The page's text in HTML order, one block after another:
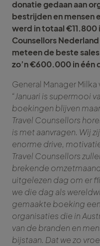
donatie gedaan aan
bestrijden en mensen
werd in totaal €11.800
Counsellors
meteen de beste
zo’n €600.000 in één
General Manager
“Januari is supermooi
boekingen blijven
Travel Counsellors
is met aanvragen. Wij
enorme drive,
Travel Counsellors
brekende
uitgelezen dag om er
we die dag als
gemaakte boeking
organisaties die in
van de branden en
bijstaan. Dat we zo